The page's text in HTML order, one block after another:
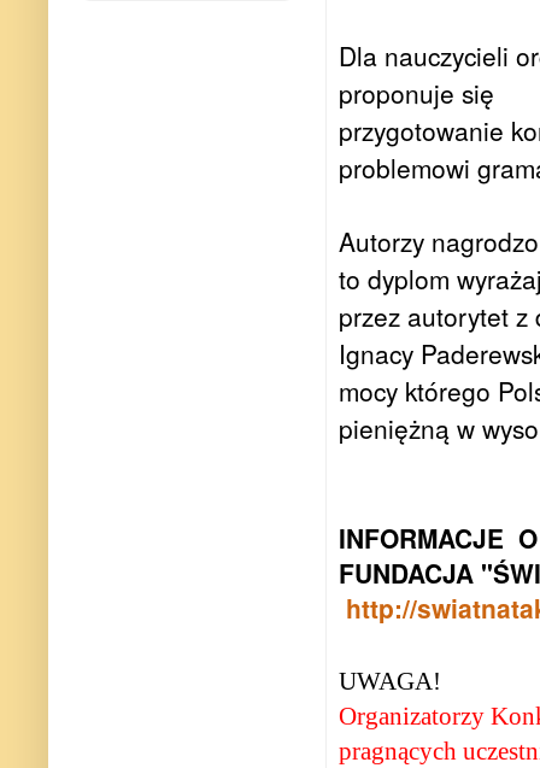
Dla nauczycieli
proponuje się
przygotowanie
problemowi
Autorzy
to dyplom
przez autorytet z
Ignacy
mocy którego
pieniężną w
INFORMACJE
FUNDACJA
http://
UWAGA!
Organizatorzy
pragnących